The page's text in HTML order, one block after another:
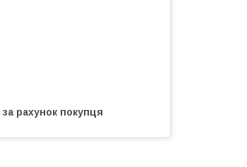
за рахунок покупця